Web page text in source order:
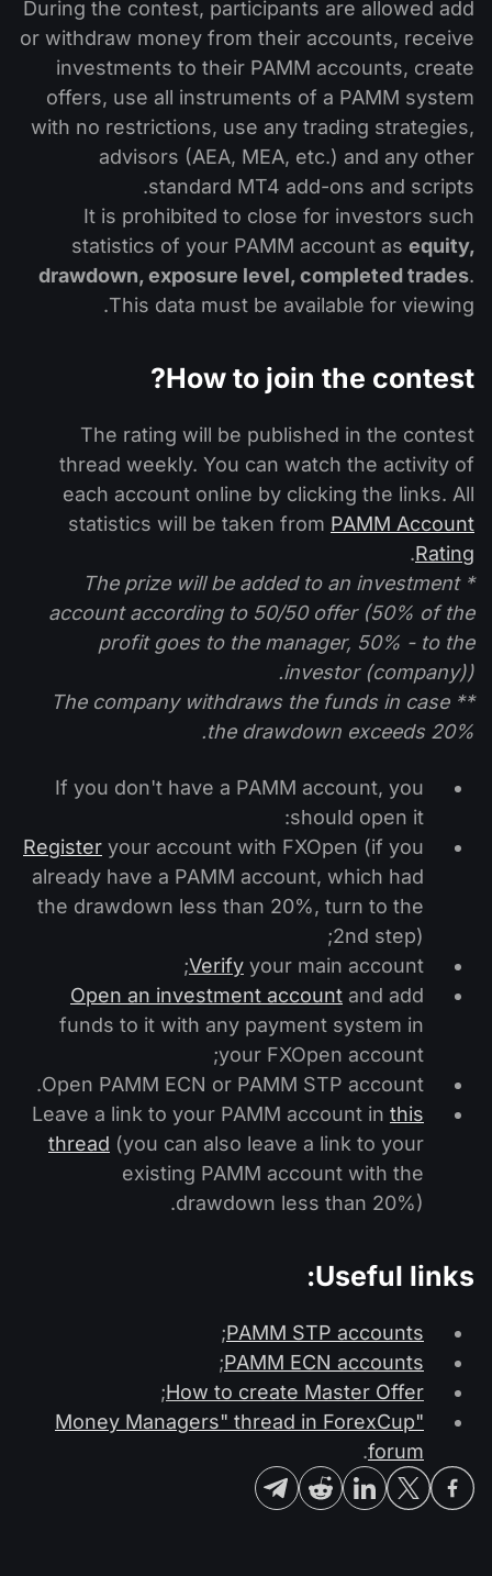
During the contest, participants are allowed add
or withdraw money from their accounts, receive
investments to their PAMM accounts, create
offers, use all instruments of a PAMM system
with no restrictions, use any trading strategies,
advisors (AEA, MEA, etc.) and any other
standard MT4 add-ons and scripts.
It is prohibited to close for investors such
statistics of your PAMM account as equity,
drawdown, exposure level, completed trades.
This data must be available for viewing.
How to join the contest?
The rating will be published in the contest
thread weekly. You can watch the activity of
each account online by clicking the links. All
statistics will be taken from PAMM Account
Rating
.
* The prize will be added to an investment
account according to 50/50 offer (50% of the
profit goes to the manager, 50% - to the
investor (company)).
** The company withdraws the funds in case
the drawdown exceeds 20%.
If you don't have a PAMM account, you
should open it:
Register your account with FXOpen (if you
already have a PAMM account, which had
the drawdown less than 20%, turn to the
2nd step);
Verify your main account;
Open an investment account and add
funds to it with any payment system in
your FXOpen account;
Open PAMM ECN or PAMM STP account.
Leave a link to your PAMM account in this
thread (you can also leave a link to your
existing PAMM account with the
drawdown less than 20%).
Useful links:
PAMM STP accounts
;
PAMM ECN accounts
;
How to create Master Offer
;
"Money Managers" thread in ForexCup
forum
.